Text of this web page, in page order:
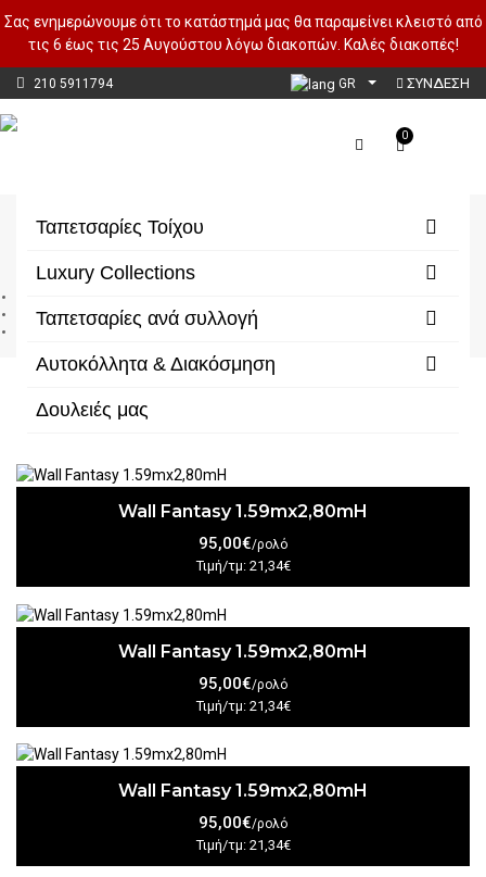
Σας ενημερώνουμε ότι το κατάστημά μας θα παραμείνει κλειστό από
τις 6 έως τις 25 Αυγούστου λόγω διακοπών. Καλές διακοπές!
210 5911794 GR ΣΥΝΔΕΣΗ
Ταπετσαρίες Τοίχου
Luxury Collections
Ταπετσαρίες ανά συλλογή
Αυτοκόλλητα & Διακόσμηση
Δουλειές μας
0
Wall Fantasy
Ταπετσαρίες ανά συλλογή
Φίλτρα/Κατηγορίες
Wall Fantasy 1.59mx2,80mH
95,00€/ρολό
Τιμή/τμ: 21,34€
Wall Fantasy 1.59mx2,80mH
95,00€/ρολό
Τιμή/τμ: 21,34€
Wall Fantasy 1.59mx2,80mH
95,00€/ρολό
Τιμή/τμ: 21,34€